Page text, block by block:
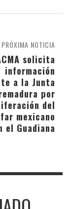
PRÓXIMA NOTICIA
solicita
información
a la Junta
por
del
mexicano
el Guadiana